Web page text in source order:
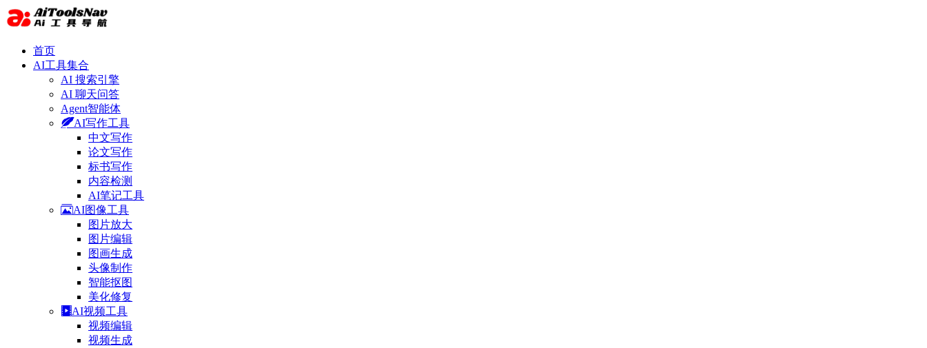
首页
AI工具集合
AI 搜索引擎
AI 聊天问答
Agent智能体
AI写作工具
中文写作
论文写作
标书写作
内容检测
AI笔记工具
AI图像工具
图片放大
图片编辑
图画生成
头像制作
智能抠图
美化修复
AI视频工具
视频编辑
视频生成